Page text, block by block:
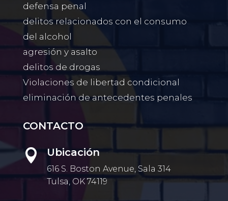
defensa penal
delitos relacionados con el consumo
del alcohol
agresión y asalto
delitos de drogas
Violaciones de libertad condicional
eliminación de antecedentes penales
CONTACTO
 Ubicación
616 S. Boston Avenue, Sala 314
Tulsa, OK 74119